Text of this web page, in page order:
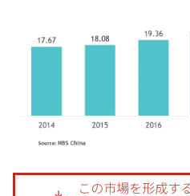
画像 © Mordor Intelligence。再利用に